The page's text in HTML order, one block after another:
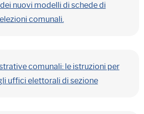
nuovi modelli di schede di
comunali.
comunali: le istruzioni per
uffici elettorali di sezione